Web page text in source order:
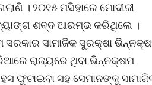
। ୨୦୧୫ ମସିହାରେ ମୋଦୀଜୀ
ଶବ୍ଦ ଆରମ୍ଭ କରିଥିଲେ ।
ସାମାଜିକ ସୁରକ୍ଷା
ରାଜ୍ୟରେ ଥିବା ଭିନ୍ନକ୍ଷମ
ଫୁଟାଇବା ସହ ସେମାନଙ୍କୁ